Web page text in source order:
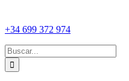
+34 699 372 974
Buscar: